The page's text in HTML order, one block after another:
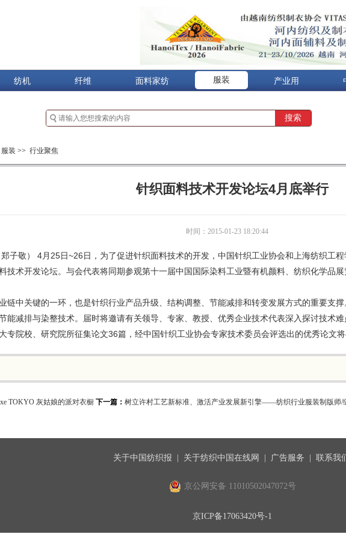
纺机 纤维 面料家纺 服装 产业用
服装 >> 行业聚焦
针织面料技术开发论坛4月底举行
时间：2015-01-23 18:20:44
郑子敬） 4月25日~26日，为了促进针织面料技术的开发，中国针织工业协会和上海纺织工
术开发论坛。与会代表将同期参观第十一届中国国际染料工业暨有机颜料、纺织化学品展
链中关键的一环，也是针织行业产品升级、结构调整、节能减排和转变发展方式的重要支
能减排与染整技术。届时将邀请有关领导、专家、教授、优秀企业技术代表深入探讨技术
专院校、研究院所征集论文36篇，经中国针织工业协会专家技术委员会评选出的优秀论文将
TOKYO 灰姑娘的派对衣橱 下一篇： 树立许村工艺新标准、激活产业发展新引擎——纺织行业服装制版师/
关于中国纺织报 关于纺织中国在线网 广告服务 联系我
京公网安备 11010502047072号
京ICP备17063420号-1